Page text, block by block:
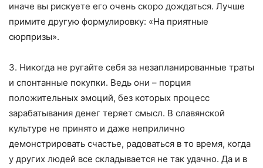
иначе вы рискуете его очень скоро дождаться. Лучше
примите другую формулировку: «На приятные
сюрпризы».
3. Никогда не ругайте себя за незапланированные траты
и спонтанные покупки. Ведь они – порция
положительных эмоций, без которых процесс
зарабатывания денег теряет смысл. В славянской
культуре не принято и даже неприлично
демонстрировать счастье, радоваться в то время, когда
у других людей все складывается не так удачно. Да и в